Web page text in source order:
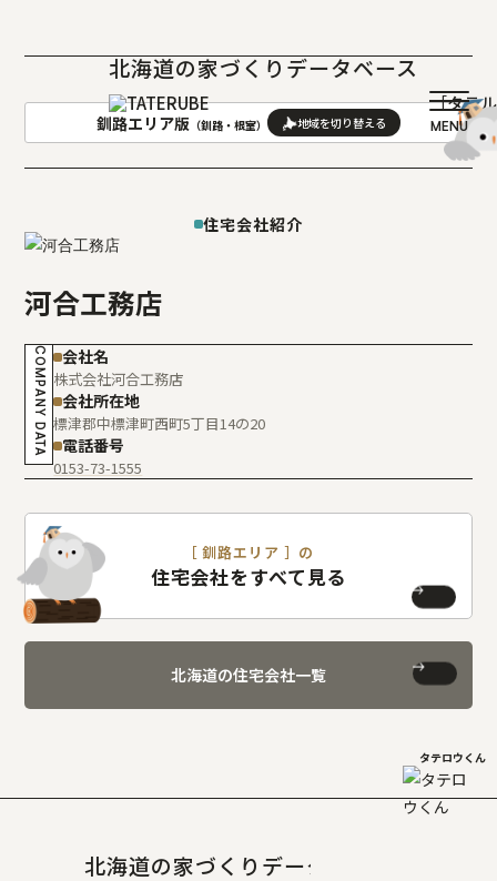
北海道の家づくりデータベース
［タテ
釧路エリア版 （釧路・根室）
札幌(石狩･空知･後志)版
室蘭(胆振･日高)版
北見(オホーツク)版
住宅会社紹介
河合工務店
COMPANY DATA 会社名
株式会社河合工務店
会社所在地
標津郡中標津町西町5丁目14の20
電話番号
0153-73-1555
［ 釧路エリア ］の
住宅会社をすべて見る
北海道の住宅会社一覧
タテロウくん
北海道の家づくりデータベース